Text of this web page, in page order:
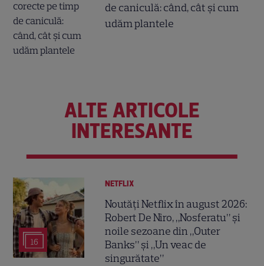
de caniculă: când, cât şi cum
udăm plantele
ALTE ARTICOLE
INTERESANTE
16
NETFLIX
Noutăți Netflix în august 2026:
Robert De Niro, „Nosferatu” și
noile sezoane din „Outer
Banks” și „Un veac de
singurătate”